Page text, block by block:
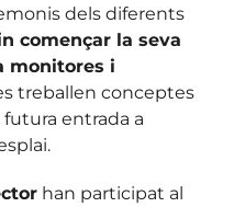
dels diferents
començar la seva
monitores i
treballen conceptes
futura entrada a
han participat al